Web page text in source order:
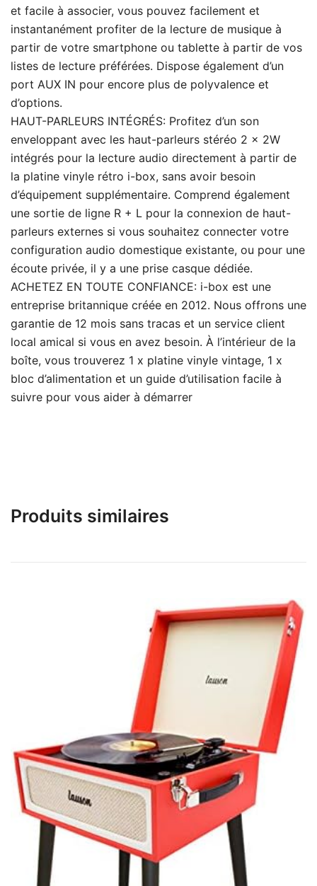
et facile à associer, vous pouvez facilement et
instantanément profiter de la lecture de musique à
partir de votre smartphone ou tablette à partir de vos
listes de lecture préférées. Dispose également d’un
port AUX IN pour encore plus de polyvalence et
d’options.
HAUT-PARLEURS INTÉGRÉS: Profitez d’un son
enveloppant avec les haut-parleurs stéréo 2 x 2W
intégrés pour la lecture audio directement à partir de
la platine vinyle rétro i-box, sans avoir besoin
d’équipement supplémentaire. Comprend également
une sortie de ligne R + L pour la connexion de haut-
parleurs externes si vous souhaitez connecter votre
configuration audio domestique existante, ou pour une
écoute privée, il y a une prise casque dédiée.
ACHETEZ EN TOUTE CONFIANCE: i-box est une
entreprise britannique créée en 2012. Nous offrons une
garantie de 12 mois sans tracas et un service client
local amical si vous en avez besoin. À l’intérieur de la
boîte, vous trouverez 1 x platine vinyle vintage, 1 x
bloc d’alimentation et un guide d’utilisation facile à
suivre pour vous aider à démarrer
Produits similaires